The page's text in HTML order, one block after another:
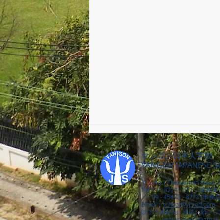
図書委員会 読み聞かせ
ヤンゴン日本人学校
YANGON JAPANESE
〒：No.1 Thantaman Road,
Tel: 01 - 8221 - 811 （事務室
09 - 45473 - 8773 (事務
Email：school@yjs-ed.com
以下の連絡先に連絡お願いし